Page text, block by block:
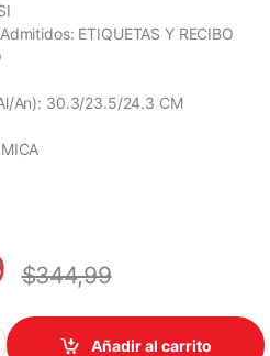
ETIQUETAS Y RECIBO
An): 30.3/23.5/24.3 CM
$344,99
ZEBRA ZD220 TD
Añadir al carrito